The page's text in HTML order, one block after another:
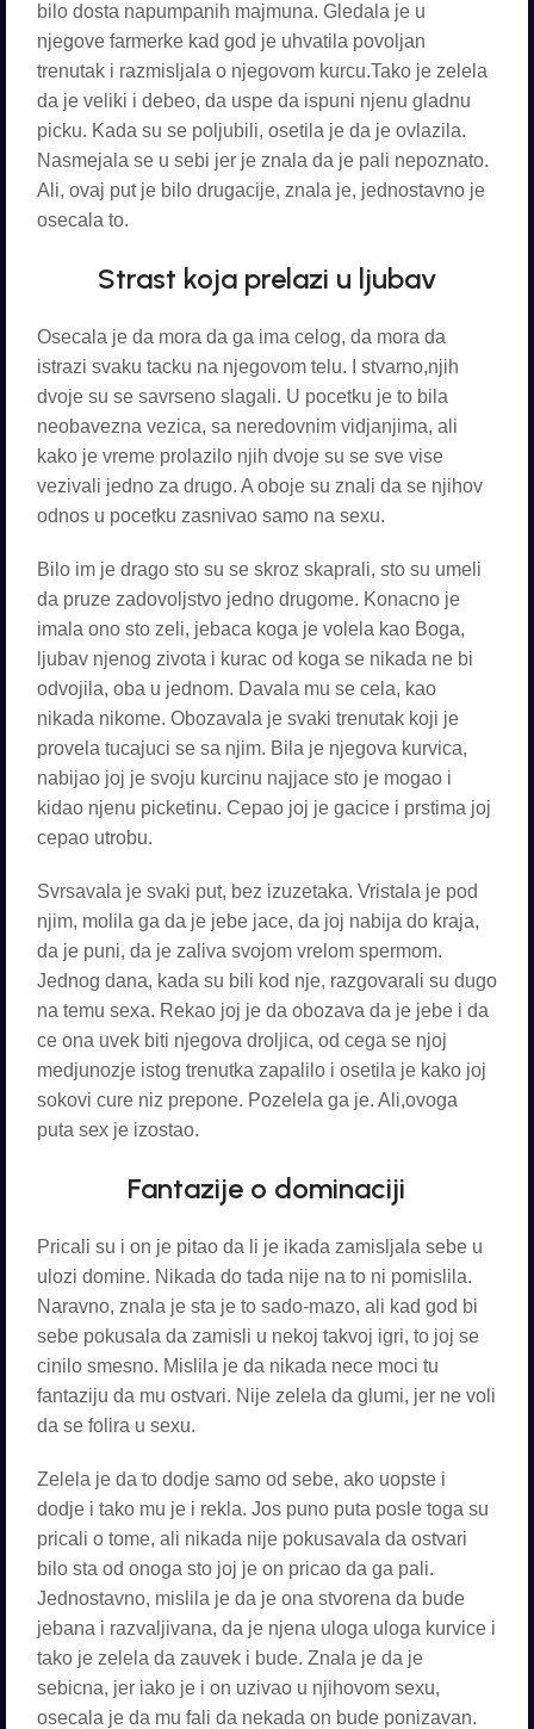
bilo dosta napumpanih majmuna. Gledala je u
njegove farmerke kad god je uhvatila povoljan
trenutak i razmisljala o njegovom kurcu.Tako je zelela
da je veliki i debeo, da uspe da ispuni njenu gladnu
picku. Kada su se poljubili, osetila je da je ovlazila.
Nasmejala se u sebi jer je znala da je pali nepoznato.
Ali, ovaj put je bilo drugacije, znala je, jednostavno je
osecala to.
Strast koja prelazi u ljubav
Osecala je da mora da ga ima celog, da mora da
istrazi svaku tacku na njegovom telu. I stvarno,njih
dvoje su se savrseno slagali. U pocetku je to bila
neobavezna vezica, sa neredovnim vidjanjima, ali
kako je vreme prolazilo njih dvoje su se sve vise
vezivali jedno za drugo. A oboje su znali da se njihov
odnos u pocetku zasnivao samo na sexu.
Bilo im je drago sto su se skroz skaprali, sto su umeli
da pruze zadovoljstvo jedno drugome. Konacno je
imala ono sto zeli, jebaca koga je volela kao Boga,
ljubav njenog zivota i kurac od koga se nikada ne bi
odvojila, oba u jednom. Davala mu se cela, kao
nikada nikome. Obozavala je svaki trenutak koji je
provela tucajuci se sa njim. Bila je njegova kurvica,
nabijao joj je svoju kurcinu najjace sto je mogao i
kidao njenu picketinu. Cepao joj je gacice i prstima joj
cepao utrobu.
Svrsavala je svaki put, bez izuzetaka. Vristala je pod
njim, molila ga da je jebe jace, da joj nabija do kraja,
da je puni, da je zaliva svojom vrelom spermom.
Jednog dana, kada su bili kod nje, razgovarali su dugo
na temu sexa. Rekao joj je da obozava da je jebe i da
ce ona uvek biti njegova droljica, od cega se njoj
medjunozje istog trenutka zapalilo i osetila je kako joj
sokovi cure niz prepone. Pozelela ga je. Ali,ovoga
puta sex je izostao.
Fantazije o dominaciji
Pricali su i on je pitao da li je ikada zamisljala sebe u
ulozi domine. Nikada do tada nije na to ni pomislila.
Naravno, znala je sta je to sado-mazo, ali kad god bi
sebe pokusala da zamisli u nekoj takvoj igri, to joj se
cinilo smesno. Mislila je da nikada nece moci tu
fantaziju da mu ostvari. Nije zelela da glumi, jer ne voli
da se folira u sexu.
Zelela je da to dodje samo od sebe, ako uopste i
dodje i tako mu je i rekla. Jos puno puta posle toga su
pricali o tome, ali nikada nije pokusavala da ostvari
bilo sta od onoga sto joj je on pricao da ga pali.
Jednostavno, mislila je da je ona stvorena da bude
jebana i razvaljivana, da je njena uloga uloga kurvice i
tako je zelela da zauvek i bude. Znala je da je
sebicna, jer iako je i on uzivao u njihovom sexu,
osecala je da mu fali da nekada on bude ponizavan.